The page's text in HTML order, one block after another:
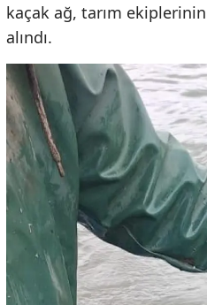
kaçak ağ, tarım
alındı.